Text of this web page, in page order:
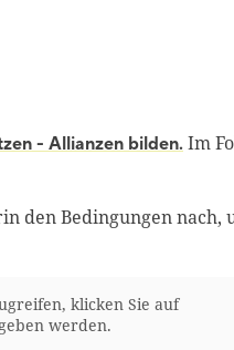
- Allianzen bilden.Im
den Bedingungen nach,
klicken Sie auf
werden.